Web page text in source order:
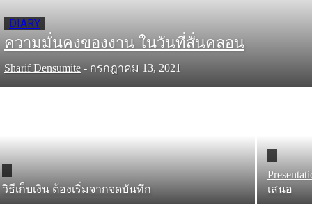
DIARY
ความมั่นคงของงาน ในวันที่สั่นคลอน
Sharif Densumite - กรกฎาคม 13, 2021
วิธีเก็บเงิน ต้องเริ่มจากจดบันทึก
เสนอ